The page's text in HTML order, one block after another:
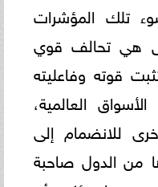
تلك المؤشرات
هي تحالف قوي
قوته وفاعليته
العالمية،
للانضمام إلى
من الدول صاحبة